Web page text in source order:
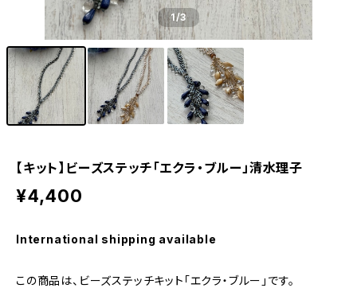
1/3
【キット】ビーズステッチ「エクラ・ブルー」清水理子
¥4,400
International shipping available
この商品は、ビーズステッチキット「エクラ・ブルー」です。